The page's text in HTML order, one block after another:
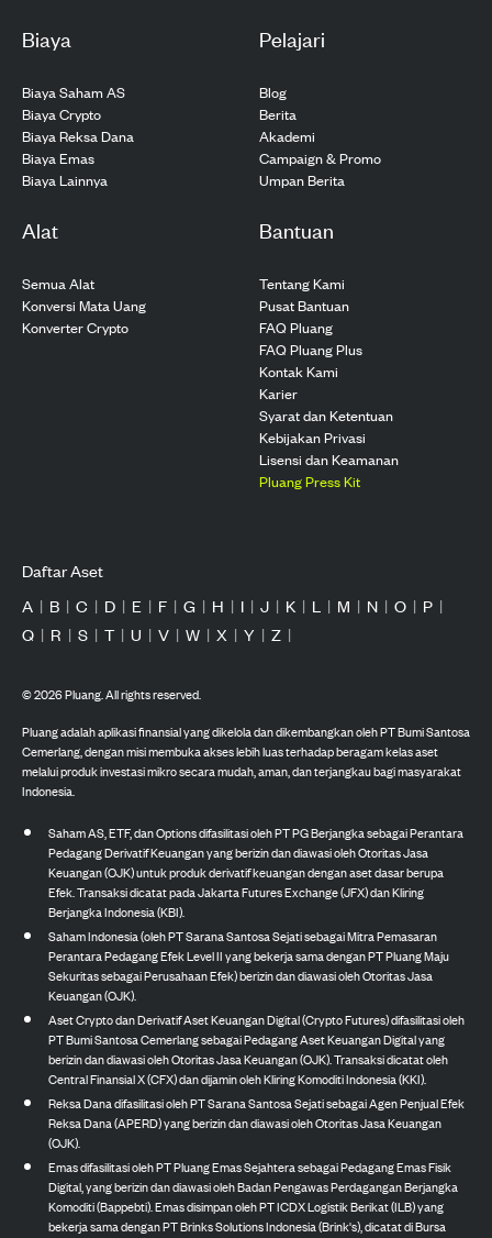
Biaya
Biaya Saham AS
Biaya Crypto
Biaya Reksa Dana
Biaya Emas
Biaya Lainnya
Pelajari
Blog
Berita
Akademi
Campaign & Promo
Umpan Berita
Alat
Semua Alat
Konversi Mata Uang
Konverter Crypto
Bantuan
Tentang Kami
Pusat Bantuan
FAQ Pluang
FAQ Pluang Plus
Kontak Kami
Karier
Syarat dan Ketentuan
Kebijakan Privasi
Lisensi dan Keamanan
Pluang Press Kit
Daftar Aset
A | B | C | D | E | F | G | H | I | J | K | L | M | N | O | P |
Q | R | S | T | U | V | W | X | Y | Z |
©2026Pluang. All rights reserved.
Pluang adalah aplikasi finansial yang dikelola dan dikembangkan oleh PT Bumi Santosa
Cemerlang, dengan misi membuka akses lebih luas terhadap beragam kelas aset
melalui produk investasi mikro secara mudah, aman, dan terjangkau bagi masyarakat
Indonesia.
Saham AS, ETF, dan Options difasilitasi oleh PT PG Berjangka sebagai Perantara
Pedagang Derivatif Keuangan yang berizin dan diawasi oleh Otoritas Jasa
Keuangan (OJK) untuk produk derivatif keuangan dengan aset dasar berupa
Efek. Transaksi dicatat pada Jakarta Futures Exchange (JFX) dan Kliring
Berjangka Indonesia (KBI).
Saham Indonesia (oleh PT Sarana Santosa Sejati sebagai Mitra Pemasaran
Perantara Pedagang Efek Level II yang bekerja sama dengan PT Pluang Maju
Sekuritas sebagai Perusahaan Efek) berizin dan diawasi oleh Otoritas Jasa
Keuangan (OJK).
Aset Crypto dan Derivatif Aset Keuangan Digital (Crypto Futures) difasilitasi oleh
PT Bumi Santosa Cemerlang sebagai Pedagang Aset Keuangan Digital yang
berizin dan diawasi oleh Otoritas Jasa Keuangan (OJK). Transaksi dicatat oleh
Central Finansial X (CFX) dan dijamin oleh Kliring Komoditi Indonesia (KKI).
Reksa Dana difasilitasi oleh PT Sarana Santosa Sejati sebagai Agen Penjual Efek
Reksa Dana (APERD) yang berizin dan diawasi oleh Otoritas Jasa Keuangan
(OJK).
Emas difasilitasi oleh PT Pluang Emas Sejahtera sebagai Pedagang Emas Fisik
Digital, yang berizin dan diawasi oleh Badan Pengawas Perdagangan Berjangka
Komoditi (Bappebti). Emas disimpan oleh PT ICDX Logistik Berikat (ILB) yang
bekerja sama dengan PT Brinks Solutions Indonesia (Brink's), dicatat di Bursa